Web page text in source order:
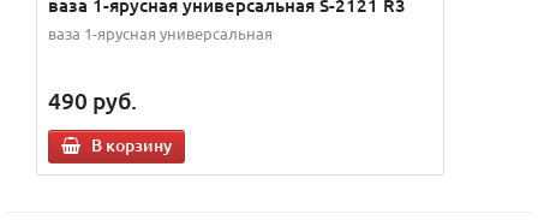
ваза 1-ярусная универсальная S-2121 R3
ваза 1-ярусная универсальная
490 руб.
В корзину